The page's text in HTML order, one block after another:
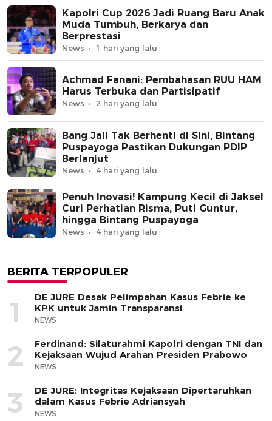
Kapolri Cup 2026 Jadi Ruang Baru Anak
Muda Tumbuh, Berkarya dan
Berprestasi
News 1 hari yang lalu
Achmad Fanani: Pembahasan RUU HAM
Harus Terbuka dan Partisipatif
News 2 hari yang lalu
Bang Jali Tak Berhenti di Sini, Bintang
Puspayoga Pastikan Dukungan PDIP
Berlanjut
News 4 hari yang lalu
Penuh Inovasi! Kampung Kecil di Jaksel
Curi Perhatian Risma, Puti Guntur,
hingga Bintang Puspayoga
News 4 hari yang lalu
BERITA TERPOPULER
1
DE JURE Desak Pelimpahan Kasus Febrie ke
KPK untuk Jamin Transparansi
NEWS
2
Ferdinand: Silaturahmi Kapolri dengan TNI dan
Kejaksaan Wujud Arahan Presiden Prabowo
NEWS
3
DE JURE: Integritas Kejaksaan Dipertaruhkan
dalam Kasus Febrie Adriansyah
NEWS